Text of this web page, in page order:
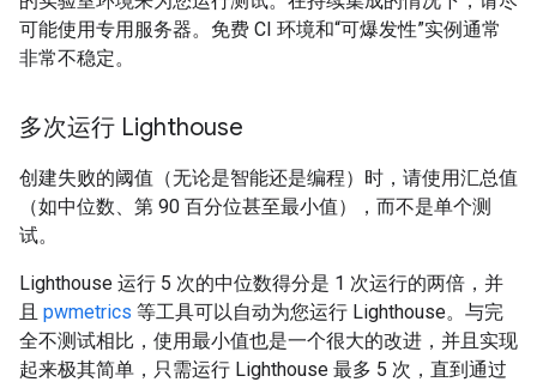
可能使用专用服务器。免费 CI 环境和“可爆发性”实例通常
非常不稳定。
多次运行 Lighthouse
创建失败的阈值（无论是智能还是编程）时，请使用汇总值
（如中位数、第 90 百分位甚至最小值），而不是单个测
试。
Lighthouse 运行 5 次的中位数得分是 1 次运行的两倍，并
且 pwmetrics 等工具可以自动为您运行 Lighthouse。与完
全不测试相比，使用最小值也是一个很大的改进，并且实现
起来极其简单，只需运行 Lighthouse 最多 5 次，直到通过